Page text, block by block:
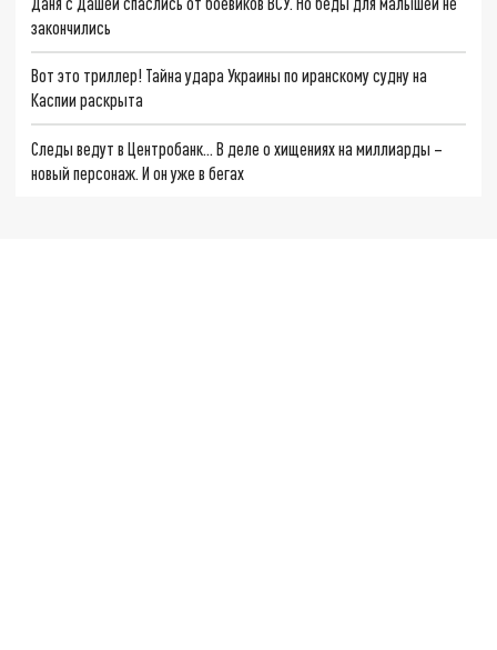
закончились
Вот это триллер! Тайна удара Украины по иранскому судну на
Каспии раскрыта
Следы ведут в Центробанк… В деле о хищениях на миллиарды –
новый персонаж. И он уже в бегах